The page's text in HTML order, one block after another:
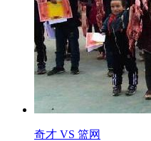
奇才 VS 篮网